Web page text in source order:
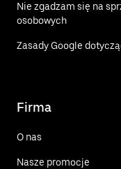
Nie zgadzam się na
osobowych
Zasady Google
Firma
O nas
Nasze promocje